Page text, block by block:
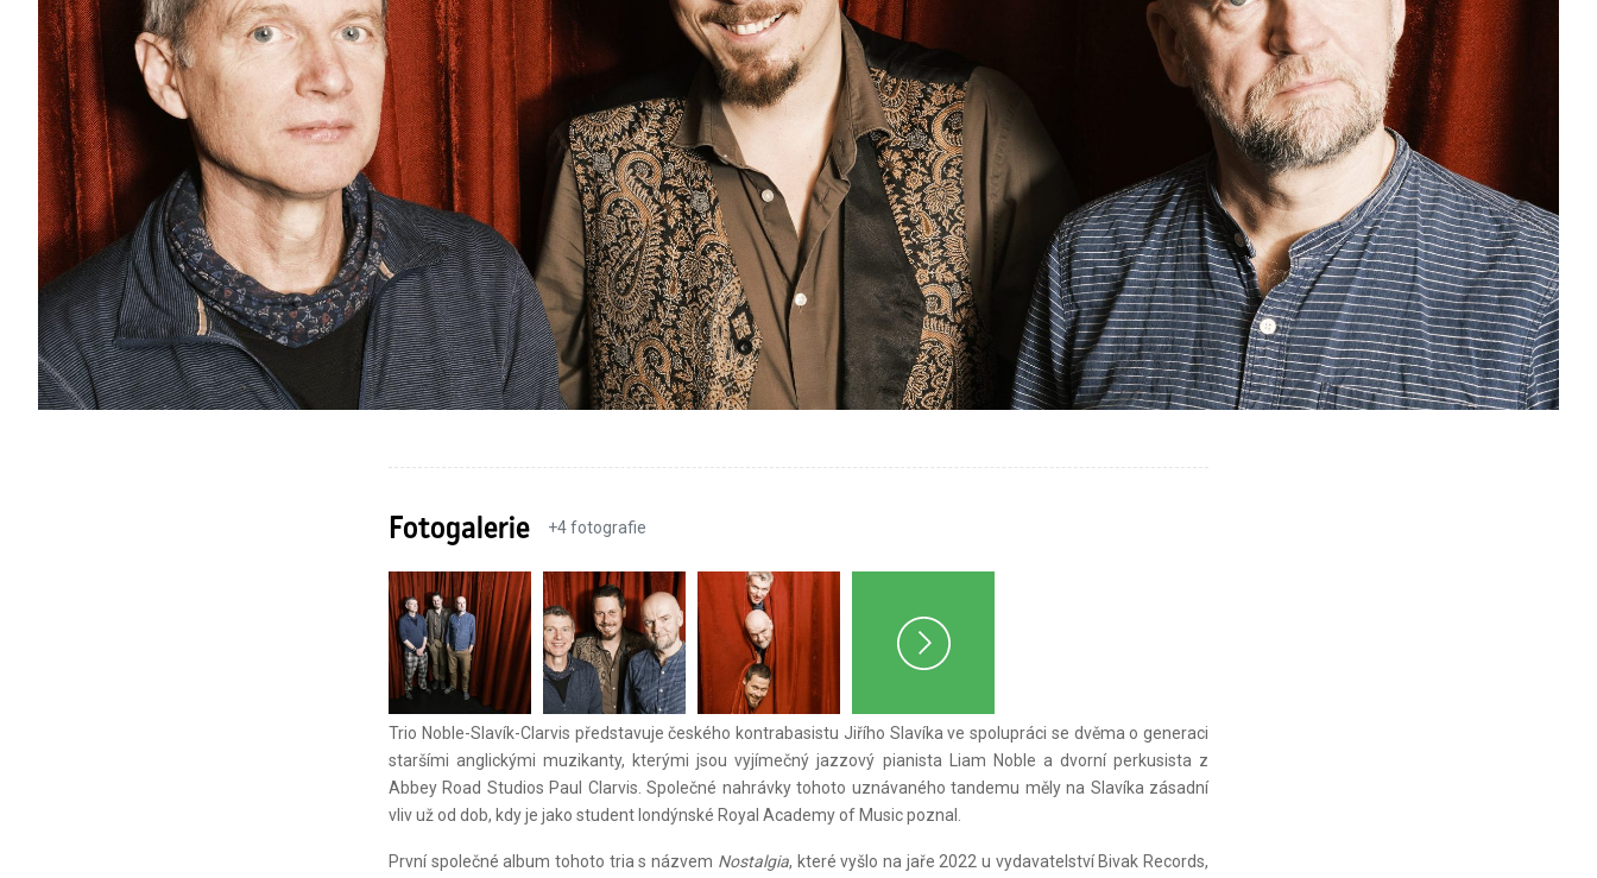
Fotogalerie +4fotografie
Trio Noble-Slavík-Clarvis představuje českého kontrabasistu Jiřího Slavíka ve spolupráci se dvěma o generaci
staršími anglickými muzikanty, kterými jsou vyjímečný jazzový pianista Liam Noble a dvorní perkusista z
Abbey Road Studios Paul Clarvis. Společné nahrávky tohoto uznávaného tandemu měly na Slavíka zásadní
vliv už od dob, kdy je jako student londýnské Royal Academy of Music poznal.
První společné album tohoto tria s názvem Nostalgia, které vyšlo na jaře 2022 u vydavatelství Bivak Records,